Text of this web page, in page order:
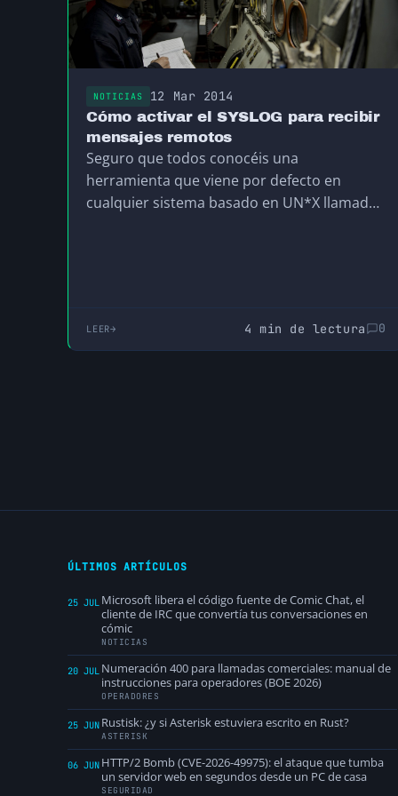
NOTICIAS 12 Mar 2014
Cómo activar el SYSLOG para recibir
mensajes remotos
Seguro que todos conocéis una
herramienta que viene por defecto en
cualquier sistema basado en UN*X llamado
LEER 4 min de lectura 0
ÚLTIMOS ARTÍCULOS
25 JUL Microsoft libera el código fuente de Comic Chat, el
cliente de IRC que convertía tus conversaciones en
cómic
NOTICIAS
20 JUL Numeración 400 para llamadas comerciales: manual de
instrucciones para operadores (BOE 2026)
OPERADORES
25 JUN Rustisk: ¿y si Asterisk estuviera escrito en Rust?
ASTERISK
06 JUN HTTP/2 Bomb (CVE-2026-49975): el ataque que tumba
un servidor web en segundos desde un PC de casa
SEGURIDAD